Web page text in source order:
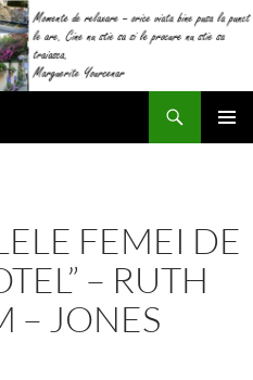
FEMEI DE
– RUTH
– JONES